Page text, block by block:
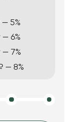
5%
6%
7%
— 8%